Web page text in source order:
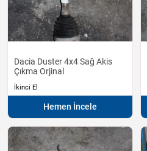
Dacia Duster 4x4 Sağ Akis
Çıkma Orjinal
İkinci El
Hemen İncele